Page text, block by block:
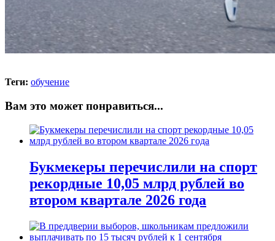
Теги: обучение
Вам это может понравиться...
Букмекеры перечислили на спорт
рекордные 10,05 млрд рублей во
втором квартале 2026 года